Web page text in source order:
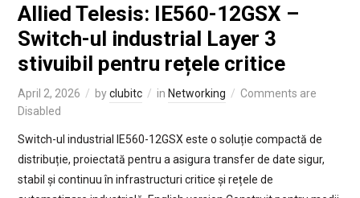
Allied Telesis: IE560-12GSX –
Switch-ul industrial Layer 3
stivuibil pentru rețele critice
April 2, 2026 byclubitc in Networking
Comments are
Disabled
Switch-ul industrial IE560-12GSX este o soluție compactă de
distribuție, proiectată pentru a asigura transfer de date sigur,
stabil și continuu în infrastructuri critice și rețele de